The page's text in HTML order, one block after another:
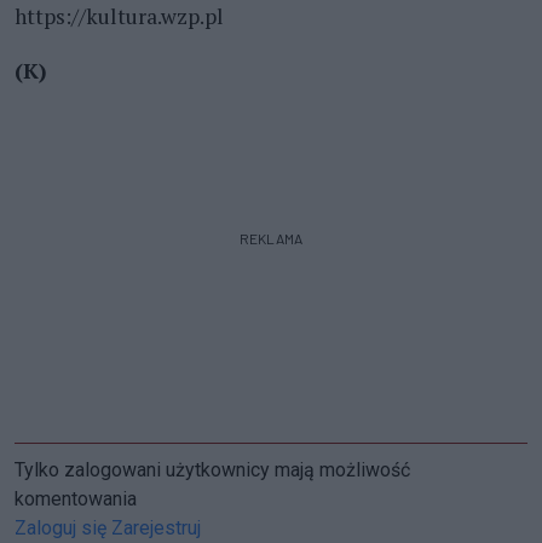
https://kultura.wzp.pl
(K)
REKLAMA
Tylko zalogowani użytkownicy mają możliwość
komentowania
Zaloguj się Zarejestruj